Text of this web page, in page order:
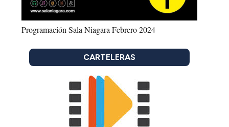
Programación Sala Niagara Febrero 2024
CARTELERAS